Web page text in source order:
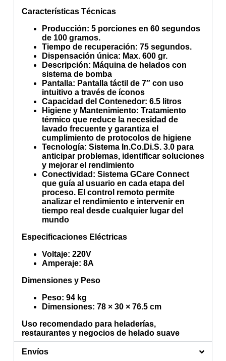
Características Técnicas
Producción: 5 porciones en 60 segundos
de 100 gramos.
Tiempo de recuperación: 75 segundos.
Dispensación única: Max. 600 gr.
Descripción: Máquina de helados con
sistema de bomba
Pantalla: Pantalla táctil de 7″ con uso
intuitivo a través de íconos
Capacidad del Contenedor: 6.5 litros
Higiene y Mantenimiento: Tratamiento
térmico que reduce la necesidad de
lavado frecuente y garantiza el
cumplimiento de protocolos de higiene
Tecnología: Sistema In.Co.Di.S. 3.0 para
anticipar problemas, identificar soluciones
y mejorar el rendimiento
Conectividad : Sistema GCare Connect
que guía al usuario en cada etapa del
proceso. El control remoto permite
analizar el rendimiento e intervenir en
tiempo real desde cualquier lugar del
mundo
Especificaciones Eléctricas
Voltaje: 220V
Amperaje: 8A
Dimensiones y Peso
Peso: 94 kg
Dimensiones: 78 × 30 × 76.5 cm
Uso recomendado para heladerías,
restaurantes y negocios de helado suave
Envíos